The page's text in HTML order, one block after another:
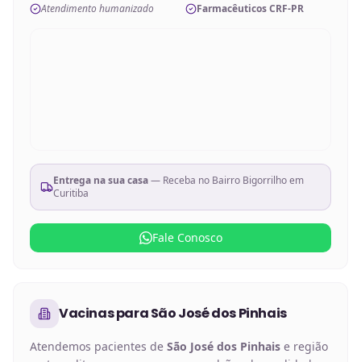
Atendimento humanizado
Farmacêuticos CRF-PR
Entrega na sua casa— Receba no Bairro Bigorrilho em
Curitiba
Fale Conosco
VacinasparaSão José dos Pinhais
Atendemos pacientes de São José dos Pinhais e região